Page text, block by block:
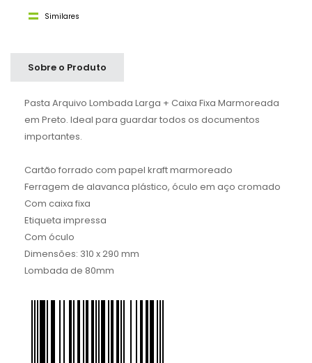
Similares
Sobre o Produto
Pasta Arquivo Lombada Larga + Caixa Fixa Marmoreada
em Preto. Ideal para guardar todos os documentos
importantes.
Cartão forrado com papel kraft marmoreado
Ferragem de alavanca plástico, óculo em aço cromado
Com caixa fixa
Etiqueta impressa
Com óculo
Dimensões: 310 x 290 mm
Lombada de 80mm